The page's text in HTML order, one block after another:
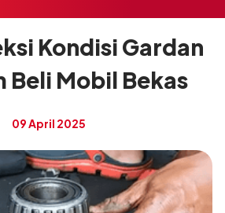
Kondisi Gardan
Beli Mobil Bekas
09 April 2025